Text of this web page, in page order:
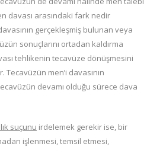
davası arasındaki fark nedir
gerçekleşmiş bulunan veya
sonuçlarını ortadan kaldırma
tehlikenin tecavüze dönüşmesini
Tecavüzün men’i davasının
devamı olduğu sürece dava
suçunu irdelemek gerekir ise, bir
işlenmesi, temsil etmesi,